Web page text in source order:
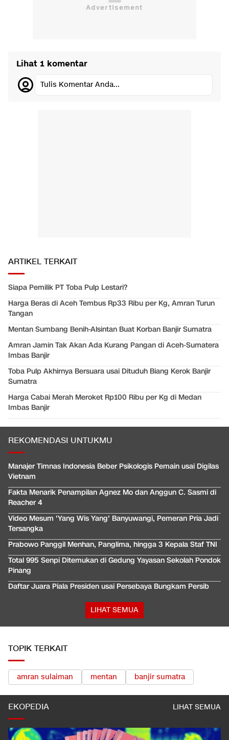
Lihat 1 komentar
Tulis Komentar Anda...
ARTIKEL TERKAIT
Siapa Pemilik PT Toba Pulp Lestari?
Harga Beras di Aceh Tembus Rp33 Ribu per Kg, Amran Turun
Tangan
Mentan Sumbang Benih-Alsintan Buat Korban Banjir Sumatra
Amran Jamin Tak Akan Ada Kurang Pangan di Aceh-Sumatera
Imbas Banjir
Toba Pulp Akhirnya Bersuara usai Dituduh Biang Kerok Banjir
Sumatra
Harga Cabai Merah Meroket Rp100 Ribu per Kg di Medan
Imbas Banjir
REKOMENDASI UNTUKMU
Manajer Timnas Indonesia Beber Psikologis Pemain usai Digilas
Vietnam
Fakta Menarik Penampilan Agnez Mo dan Anggun C. Sasmi di
Reacher 4
Video Mesum 'Yang Wis Yang' Banyuwangi, Pemeran Pria Jadi
Tersangka
Prabowo Panggil Menhan, Panglima, hingga 3 Kepala Staf TNI
Total 995 Senpi Ditemukan di Gedung Yayasan Sekolah Pondok
Pinang
Daftar Juara Piala Presiden usai Persebaya Bungkam Persib
LIHAT SEMUA
TOPIK TERKAIT
amran sulaiman mentan banjir sumatra
EKOPEDIA LIHAT SEMUA